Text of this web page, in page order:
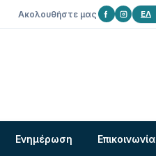
Ακολουθήστε μας ΕΛ
Ενημέρωση Επικοινωνία